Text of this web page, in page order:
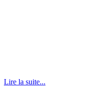
Lire la suite...